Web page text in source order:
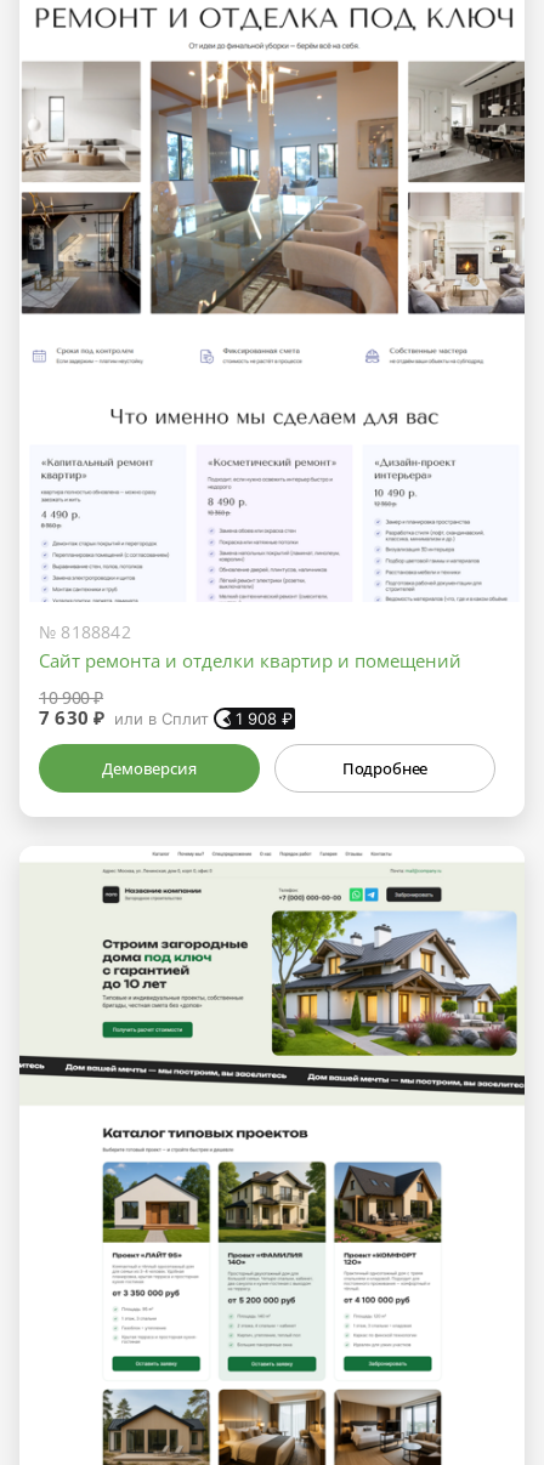
№ 8188842
Сайт ремонта и отделки квартир и помещений
10 900 ₽
7 630 ₽ или в Сплит 1 908 ₽
Демоверсия Подробнее